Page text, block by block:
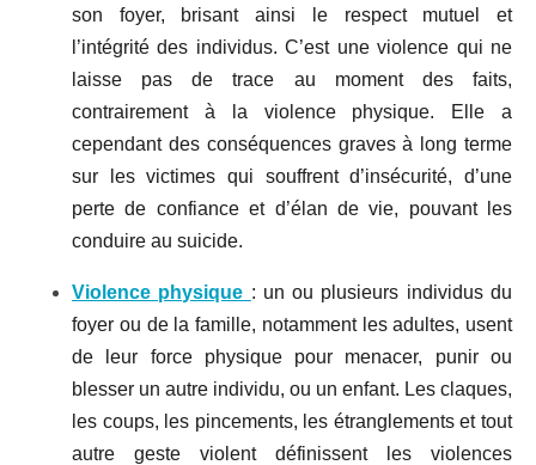
son foyer, brisant ainsi le respect mutuel et
l’intégrité des individus. C’est une violence qui ne
laisse pas de trace au moment des faits,
contrairement à la violence physique. Elle a
cependant des conséquences graves à long terme
sur les victimes qui souffrent d’insécurité, d’une
perte de confiance et d’élan de vie, pouvant les
conduire au suicide.
Violence physique : un ou plusieurs individus du
foyer ou de la famille, notamment les adultes, usent
de leur force physique pour menacer, punir ou
blesser un autre individu, ou un enfant. Les claques,
les coups, les pincements, les étranglements et tout
autre geste violent définissent les violences